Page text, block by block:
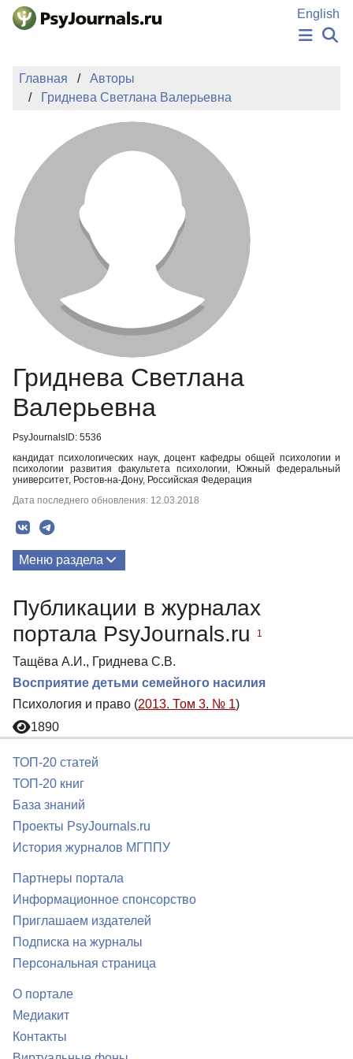
Перейти к основному содержанию
English
ИЗДАНИЯ
АВТОРЫ
ПОДАТЬ РУКОПИСЬ
БАЗА ЗНАНИЙ
КЛЮЧЕВЫЕ СЛОВА
Регистрация
Главная
Авторы
Гриднева Светлана Валерьевна
Гриднева Светлана
Валерьевна
PsyJournalsID: 5536
кандидат психологических наук, доцент кафедры общей психологии и
психологии развития факультета психологии, Южный федеральный
университет, Ростов-на-Дону, Российская Федерация
Дата последнего обновления: 12.03.2018
Меню раздела
Публикации в журналах
портала PsyJournals.ru
1
Тащёва А.И., Гриднева С.В.
Восприятие детьми семейного насилия
Психология и право (2013. Том 3. № 1)
1890
ТОП-20 статей
ТОП-20 книг
База знаний
Проекты PsyJournals.ru
История журналов МГППУ
Партнеры портала
Информационное спонсорство
Приглашаем издателей
Подписка на журналы
Персональная страница
О портале
Медиакит
Контакты